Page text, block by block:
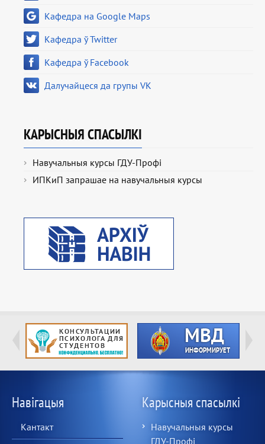
Кафедра на Google Maps
Кафедра ў Twitter
Кафедра ў Facebook
Далучайцеся да групы VK
КАРЫСНЫЯ СПАСЫЛКІ
Навучальныя курсы ГДУ-Профі
ИПКиП запрашае на навучальныя курсы
Навігацыя
Кантакт
Карысныя спасылкі
Навучальныя курсы
ГДУ-Профі